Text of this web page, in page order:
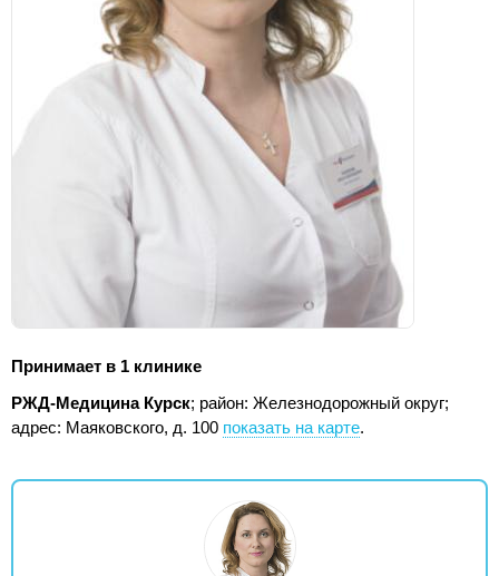
Принимает в 1 клинике
РЖД-Медицина Курск; район: Железнодорожный округ;
адрес: Маяковского, д. 100 показать на карте.